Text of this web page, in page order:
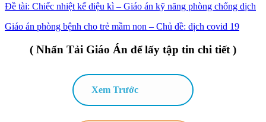
Đề tài: Chiếc nhiệt kế diệu kì – Giáo án kỹ năng phòng chống dịch
Giáo án phòng bệnh cho trẻ mầm non – Chủ đề: dịch covid 19
( Nhấn Tải Giáo Án để lấy tập tin chi tiết )
Xem Trước